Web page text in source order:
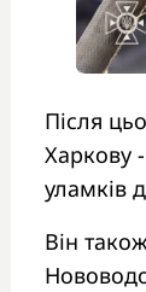
Після
Харкову
уламків
Він